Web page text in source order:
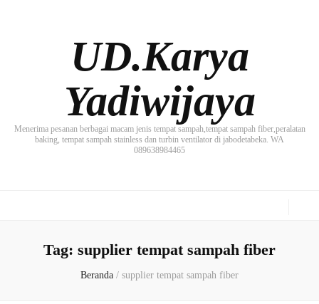
UD.Karya
Yadiwijaya
Menerima pesanan berbagai macam jenis tempat sampah,tempat sampah fiber,peralatan
baking, tempat sampah stainless dan turbin ventilator di jabodetabeka. WA
089638984465
Tag: supplier tempat sampah fiber
Beranda / supplier tempat sampah fiber